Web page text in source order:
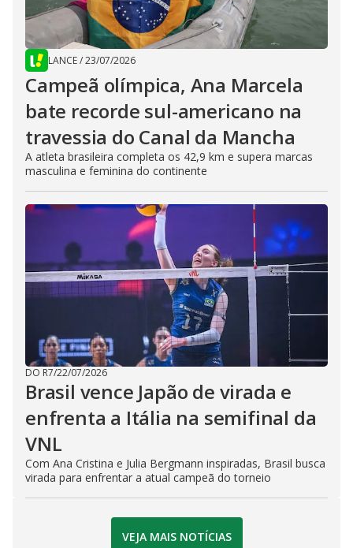
LANCE/23/07/2026
Campeã olímpica, Ana Marcela
bate recorde sul-americano na
travessia do Canal da Mancha
A atleta brasileira completa os 42,9 km e supera marcas
masculina e feminina do continente
DO R7/22/07/2026
Brasil vence Japão de virada e
enfrenta a Itália na semifinal da
VNL
Com Ana Cristina e Julia Bergmann inspiradas, Brasil busca
virada para enfrentar a atual campeã do torneio
VEJA MAIS NOTÍCIAS